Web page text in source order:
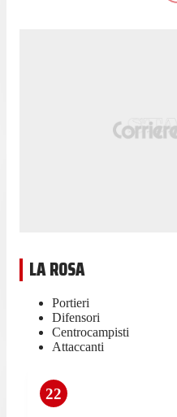
LA ROSA
Portieri
Difensori
Centrocampisti
Attaccanti
22